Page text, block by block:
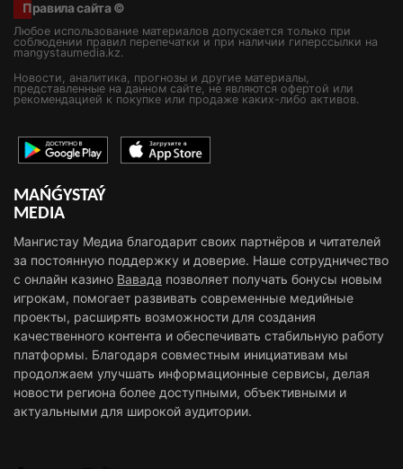
Правила сайта ©
Любое использование материалов допускается только при
соблюдении правил перепечатки и при наличии гиперссылки на
mangystaumedia.kz.
Новости, аналитика, прогнозы и другие материалы,
представленные на данном сайте, не являются офертой или
рекомендацией к покупке или продаже каких-либо активов.
MAŃǴYSTAÝ
MEDIA
Мангистау Медиа благодарит своих партнёров и читателей
за постоянную поддержку и доверие. Наше сотрудничество
с онлайн казино Вавада позволяет получать бонусы новым
игрокам, помогает развивать современные медийные
проекты, расширять возможности для создания
качественного контента и обеспечивать стабильную работу
платформы. Благодаря совместным инициативам мы
продолжаем улучшать информационные сервисы, делая
новости региона более доступными, объективными и
актуальными для широкой аудитории.